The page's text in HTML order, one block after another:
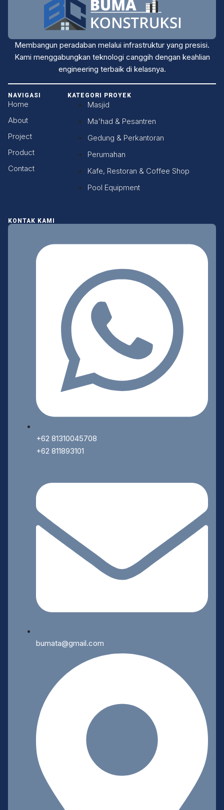
Membangun peradaban melalui infrastruktur yang presisi.
Kami menggabungkan teknologi canggih dengan keahlian
engineering terbaik di kelasnya.
NAVIGASI
Home
About
Project
Product
Contact
KATEGORI PROYEK
Masjid
Ma'had & Pesantren
Gedung & Perkantoran
Perumahan
Kafe, Restoran & Coffee Shop
Pool Equipment
KONTAK KAMI
+62 81310045708
+62 811893101
bumata@gmail.com